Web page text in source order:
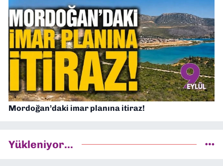
Mordoğan’daki imar planına itiraz!
Yükleniyor...